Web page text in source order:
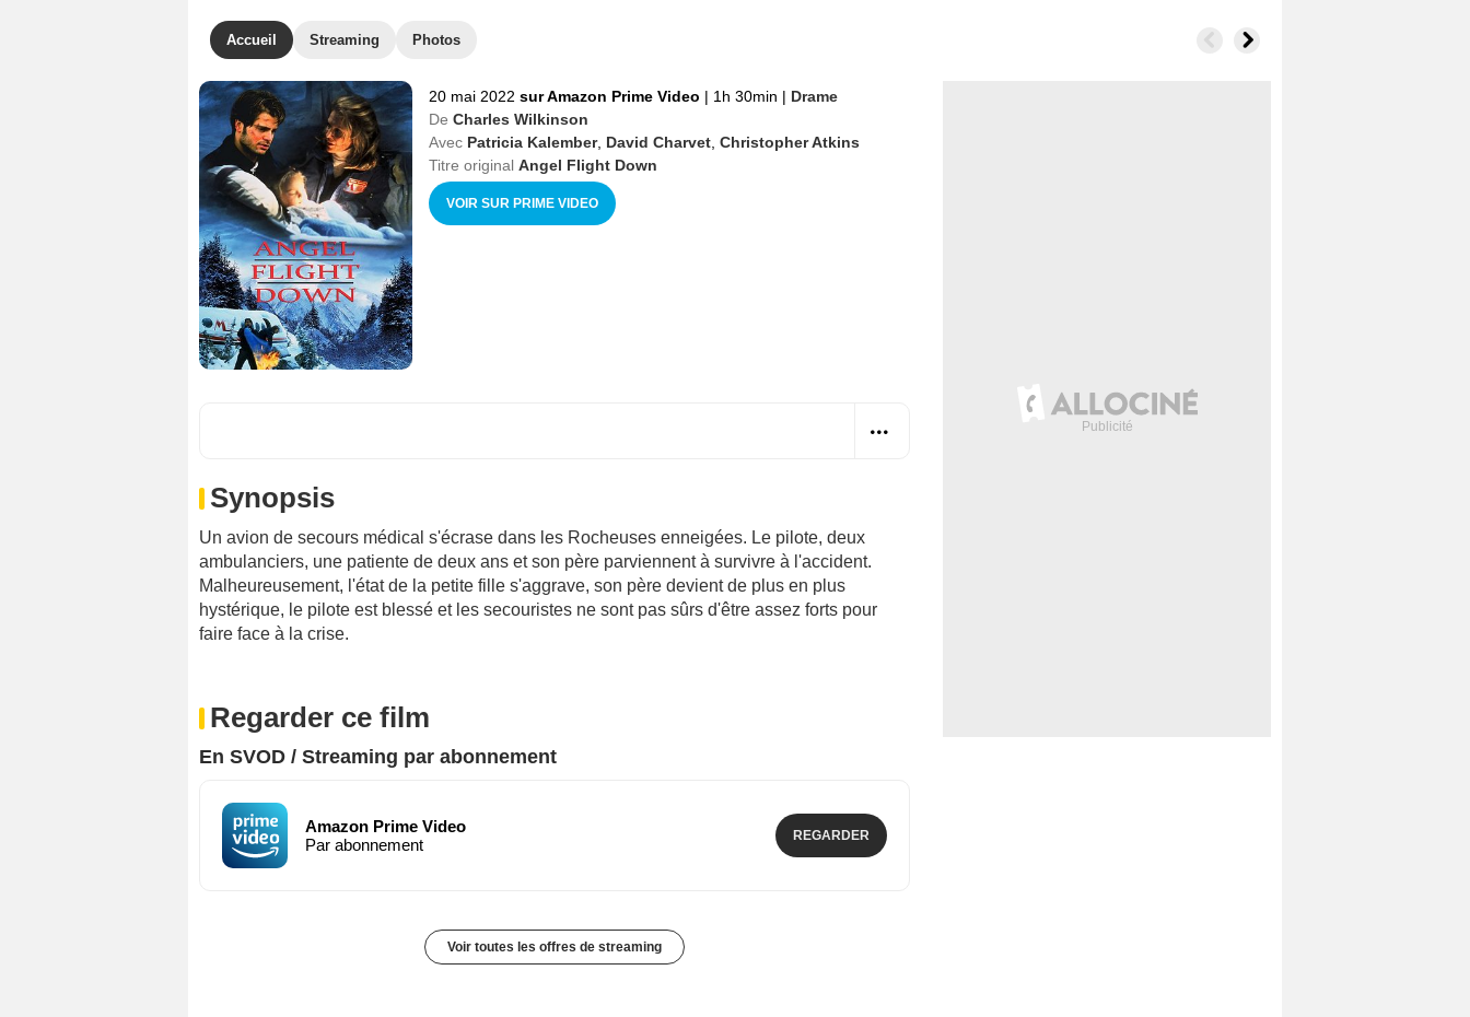
Accueil Streaming Photos
20 mai 2022 sur Amazon Prime Video | 1h 30min | Drame
De Charles Wilkinson
Avec Patricia Kalember, David Charvet Christopher Atkins
Titre original Angel Flight Down
VOIR SUR PRIME VIDEO
Synopsis
Un avion de secours médical s'écrase dans les Rocheuses enneigées. Le pilote, deux
ambulanciers, une patiente de deux ans et son père parviennent à survivre à l'accident.
Malheureusement, l'état de la petite fille s'aggrave, son père devient de plus en plus
hystérique, le pilote est blessé et les secouristes ne sont pas sûrs d'être assez forts pour
faire face à la crise.
Regarder ce film
En SVOD / Streaming par abonnement
Amazon Prime Video
Par abonnement
REGARDER
Voir toutes les offres de streaming